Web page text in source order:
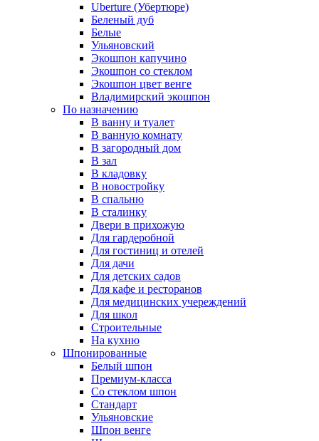
Uberture (Убертюре)
Беленый дуб
Белые
Ульяновский
Экошпон капучино
Экошпон со стеклом
Экошпон цвет венге
Владимирский экошпон
По назначению
В ванну и туалет
В ванную комнату
В загородный дом
В зал
В кладовку
В новостройку
В спальню
В сталинку
Двери в прихожую
Для гардеробной
Для гостиниц и отелей
Для дачи
Для детских садов
Для кафе и ресторанов
Для медицинских учереждений
Для школ
Строительные
На кухню
Шпонированные
Белый шпон
Премиум-класса
Со стеклом шпон
Стандарт
Ульяновские
Шпон венге